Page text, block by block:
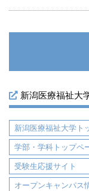
新潟医療福祉大
新潟医療福祉大学ト
学部・学科トップペ
受験生応援サイト
オープンキャンパス